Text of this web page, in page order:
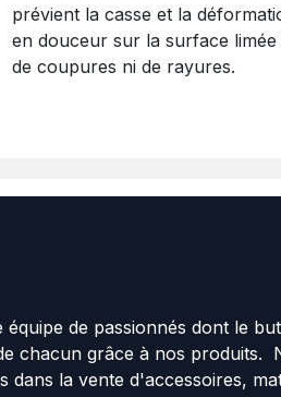
prévient la casse et la
en douceur sur la surface
de coupures ni de rayures.
équipe de passionnés dont le
chacun grâce à nos produits.
dans la vente d'accessoires,